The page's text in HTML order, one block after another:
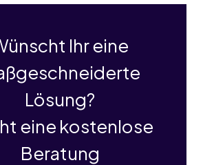
Ihr eine
Lösung?
eine kostenlose
Beratung